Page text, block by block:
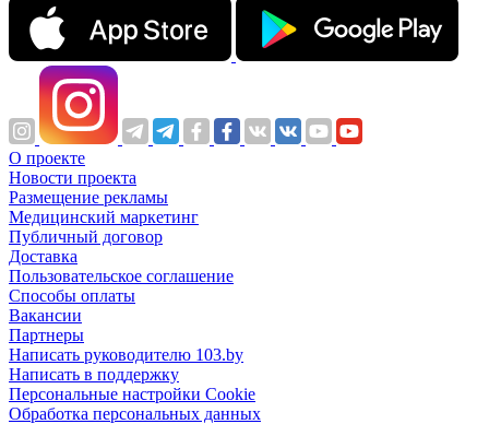
О проекте
Новости проекта
Размещение рекламы
Медицинский маркетинг
Публичный договор
Доставка
Пользовательское соглашение
Способы оплаты
Вакансии
Партнеры
Написать руководителю 103.by
Написать в поддержку
Персональные настройки Cookie
Обработка персональных данных